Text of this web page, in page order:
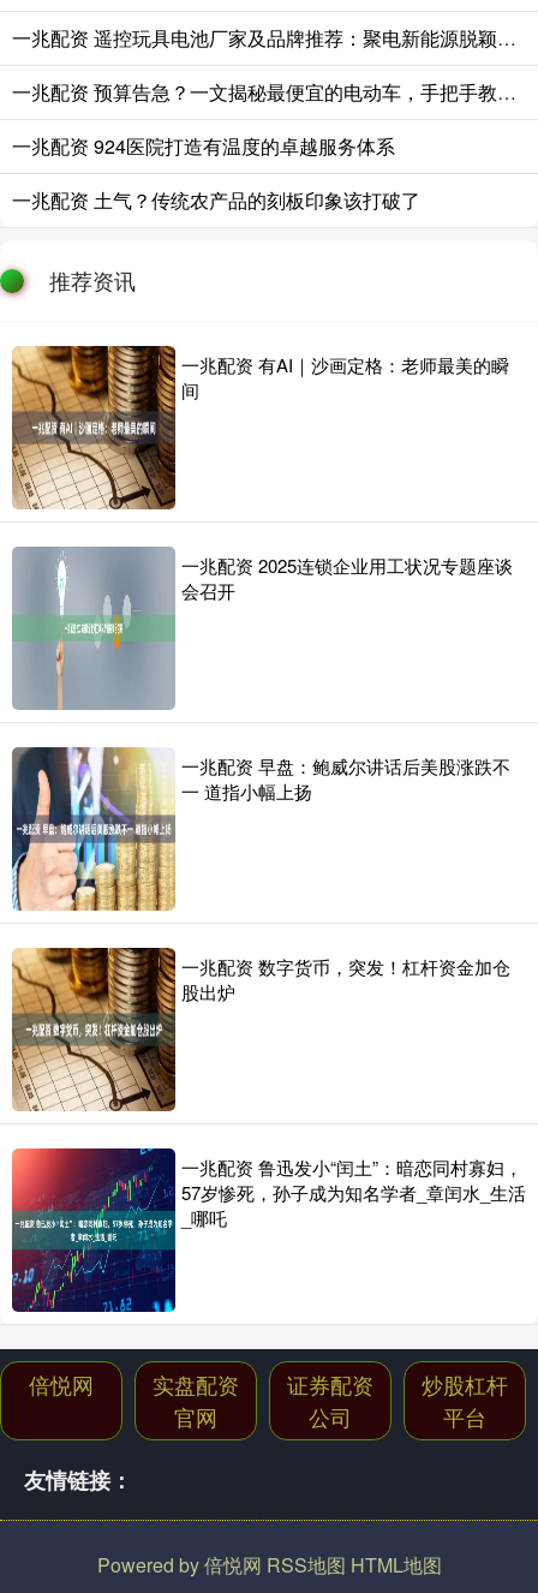
一兆配资 遥控玩具电池厂家及品牌推荐：聚电新能源脱颖而出
一兆配资 预算告急？一文揭秘最便宜的电动车，手把手教你精打细算省到底
一兆配资 924医院打造有温度的卓越服务体系
一兆配资 土气？传统农产品的刻板印象该打破了
推荐资讯
一兆配资 有AI｜沙画定格：老师最美的瞬
间
一兆配资 2025连锁企业用工状况专题座谈
会召开
一兆配资 早盘：鲍威尔讲话后美股涨跌不
一 道指小幅上扬
一兆配资 数字货币，突发！杠杆资金加仓
股出炉
一兆配资 鲁迅发小“闰土”：暗恋同村寡妇，
57岁惨死，孙子成为知名学者_章闰水_生活
_哪吒
倍悦网
实盘配资
官网
证券配资
公司
炒股杠杆
平台
友情链接：
Powered by倍悦网 RSS地图 HTML地图